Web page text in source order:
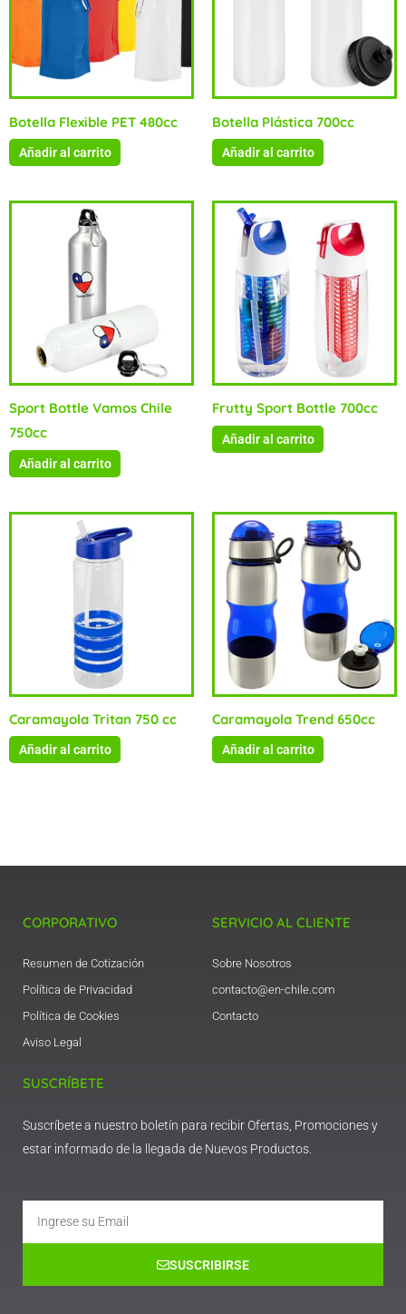
Botella Flexible PET 480cc
Añadir al carrito
Botella Plástica 700cc
Añadir al carrito
Sport Bottle Vamos Chile
750cc
Añadir al carrito
Frutty Sport Bottle 700cc
Añadir al carrito
Caramayola Tritan 750 cc
Añadir al carrito
Caramayola Trend 650cc
Añadir al carrito
CORPORATIVO
Resumen de Cotización
Política de Privacidad
Política de Cookies
Aviso Legal
SERVICIO AL CLIENTE
Sobre Nosotros
contacto@en-chile.com
Contacto
SUSCRÍBETE
Suscríbete a nuestro boletín para recibir Ofertas, Promociones y
estar informado de la llegada de Nuevos Productos.
SUSCRIBIRSE